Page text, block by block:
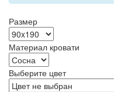
Размер
Материал кровати
Выберите цвет